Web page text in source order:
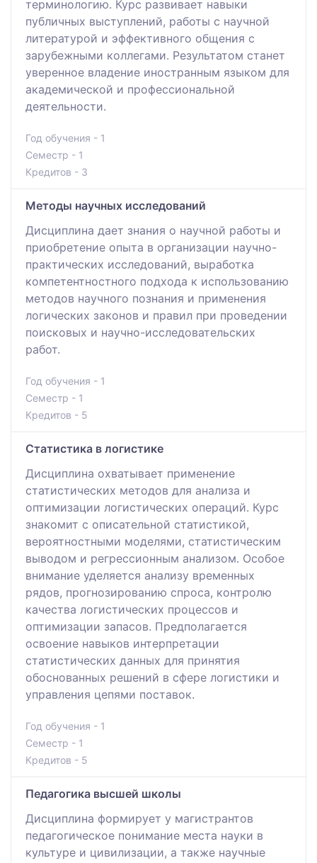
терминологию. Курс развивает навыки
публичных выступлений, работы с научной
литературой и эффективного общения с
зарубежными коллегами. Результатом станет
уверенное владение иностранным языком для
академической и профессиональной
деятельности.
Год обучения - 1
Семестр - 1
Кредитов - 3
Методы научных исследований
Дисциплина дает знания о научной работы и
приобретение опыта в организации научно-
практических исследований, выработка
компетентностного подхода к использованию
методов научного познания и применения
логических законов и правил при проведении
поисковых и научно-исследовательских
работ.
Год обучения - 1
Семестр - 1
Кредитов - 5
Статистика в логистике
Дисциплина охватывает применение
статистических методов для анализа и
оптимизации логистических операций. Курс
знакомит с описательной статистикой,
вероятностными моделями, статистическим
выводом и регрессионным анализом. Особое
внимание уделяется анализу временных
рядов, прогнозированию спроса, контролю
качества логистических процессов и
оптимизации запасов. Предполагается
освоение навыков интерпретации
статистических данных для принятия
обоснованных решений в сфере логистики и
управления цепями поставок.
Год обучения - 1
Семестр - 1
Кредитов - 5
Педагогика высшей школы
Дисциплина формирует у магистрантов
педагогическое понимание места науки в
культуре и цивилизации, а также научные